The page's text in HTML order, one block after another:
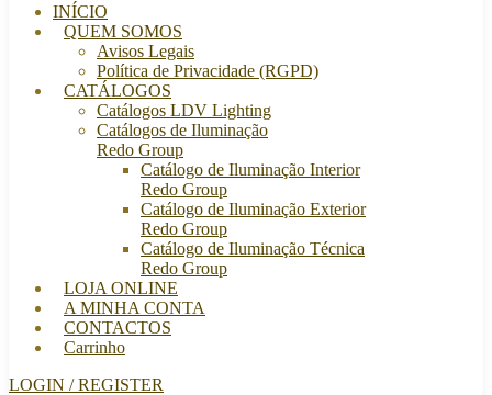
INÍCIO
QUEM SOMOS
Avisos Legais
Política de Privacidade (RGPD)
CATÁLOGOS
Catálogos LDV Lighting
Catálogos de Iluminação
Redo Group
Catálogo de Iluminação Interior
Redo Group
Catálogo de Iluminação Exterior
Redo Group
Catálogo de Iluminação Técnica
Redo Group
LOJA ONLINE
A MINHA CONTA
CONTACTOS
Carrinho
LOGIN / REGISTER